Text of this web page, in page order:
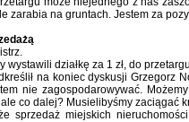
zarabia na gruntach. Jestem za
wystawili działkę za 1 zł, do
na koniec dyskusji Grzegorz
nie zagospodarowywać.
co dalej? Musielibyśmy zaciągać
sprzedaż miejskich